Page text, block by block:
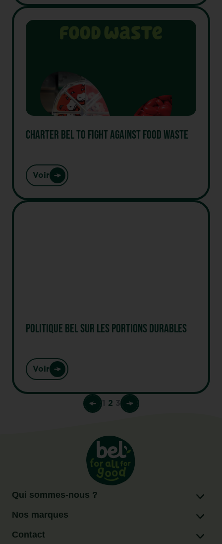
CHARTER BEL TO FIGHT AGAINST FOOD WASTE
Voir
POLITIQUE BEL SUR LES PORTIONS DURABLES
Voir
1 2
Qui sommes-nous ?
Nos marques
Contact